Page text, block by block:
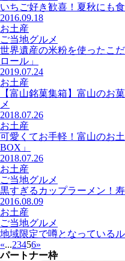
いちご好き歓喜！夏秋にも
2016.09.18
お土産
ご当地グルメ
世界遺産の米粉を使ったこ
ロール」
2019.07.24
お土産
【富山銘菓集箱】富山のお
メ
2018.07.26
お土産
可愛くてお手軽！富山のお
BOX」
2018.07.26
お土産
ご当地グルメ
黒すぎるカップラーメン！
2016.08.09
お土産
ご当地グルメ
地域限定で噂となっている
«...23456»
パートナー枠